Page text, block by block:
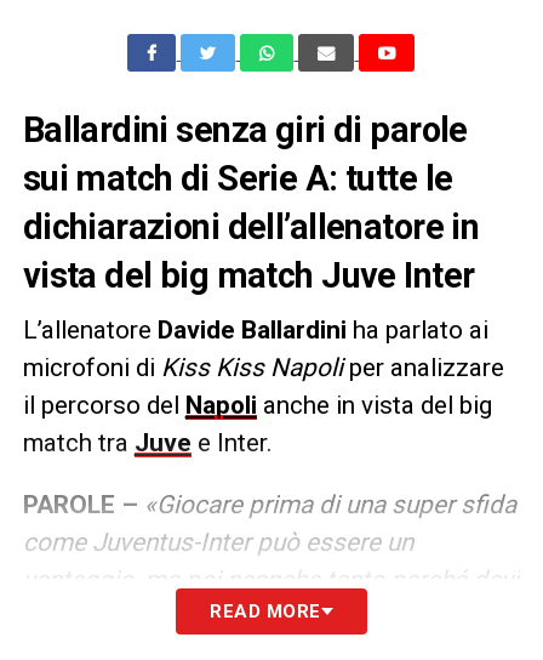
Ballardini senza giri di parole
sui match di Serie A: tutte le
dichiarazioni dell’allenatore in
vista del big match Juve Inter
L’allenatore Davide Ballardini ha parlato ai
microfoni di Kiss Kiss Napoliper analizzare
il percorso del Napoli anche in vista del big
match tra Juve e Inter.
PAROLE – «Giocare prima di una super sfida
come Juventus-Inter può essere un
vantaggio, ma poi neanche tanto perché devi
pensare alla tua di gara. Poi dipende anche
READ MORE